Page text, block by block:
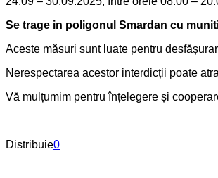
Se trage in poligonul Smardan cu
Aceste măsuri sunt luate pentru
Nerespectarea acestor interdicții poate
Vă mulțumim pentru înțelegere și
Distribuie0